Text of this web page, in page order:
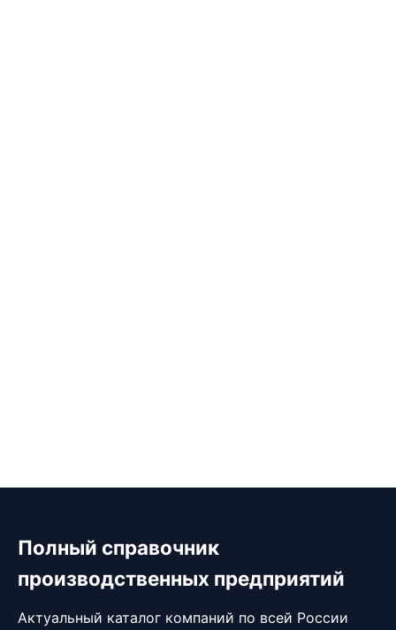
Полный справочник
производственных предприятий
Актуальный каталог компаний по всей России